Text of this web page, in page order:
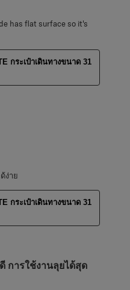
has flat surface so it's
กระเป๋าเดินทางขนาด 31
ง่าย
กระเป๋าเดินทางขนาด 31
การใช้งานลุยได้สุด